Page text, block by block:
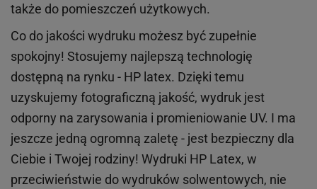
także do pomieszczeń użytkowych.
Co do jakości wydruku możesz być zupełnie
spokojny! Stosujemy najlepszą technologię
dostępną na rynku - HP latex. Dzięki temu
uzyskujemy fotograficzną jakość, wydruk jest
odporny na zarysowania i promieniowanie UV. I ma
jeszcze jedną ogromną zaletę - jest bezpieczny dla
Ciebie i Twojej rodziny! Wydruki HP Latex, w
przeciwieństwie do wydruków solwentowych, nie